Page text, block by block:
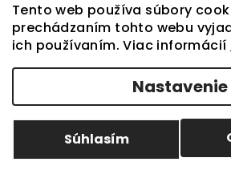
Tento web používa súbory
prechádzaním tohto webu
ich používaním. Viac informácií
Nastavenie
Súhlasím
Facebook
Pedante s.r.o.
Upraviť
Vytvoril